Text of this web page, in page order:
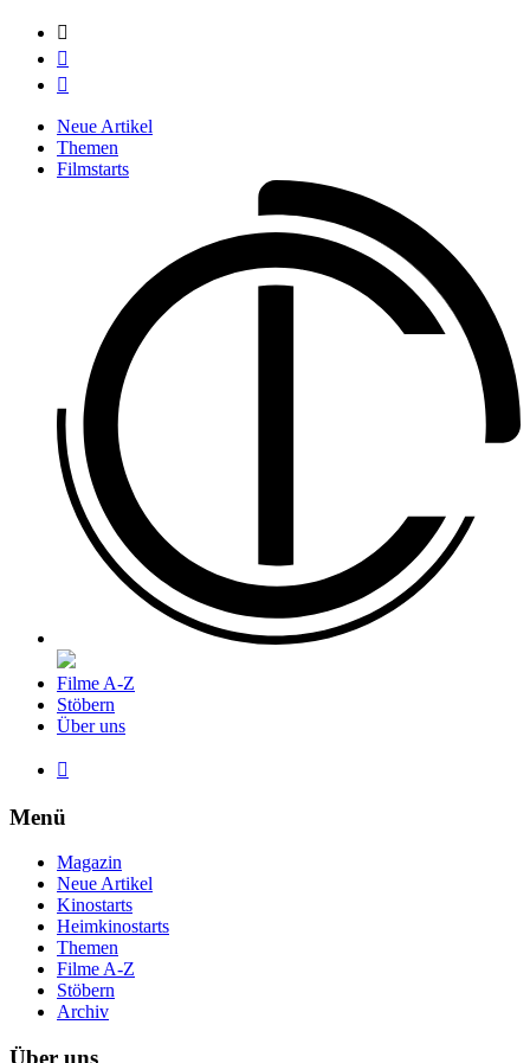



Neue Artikel
Themen
Filmstarts
Filme A-Z
Stöbern
Über uns

Menü
Magazin
Neue Artikel
Kinostarts
Heimkinostarts
Themen
Filme A-Z
Stöbern
Archiv
Über uns